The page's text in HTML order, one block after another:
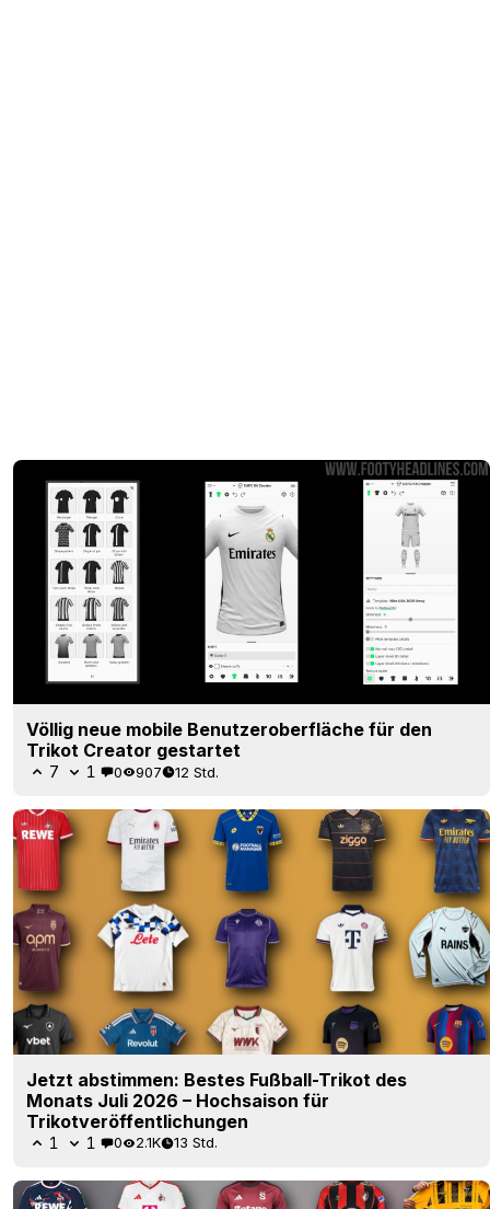
Völlig neue mobile Benutzeroberfläche für den
Trikot Creator gestartet
7 1 0 907 12 Std.
Jetzt abstimmen: Bestes Fußball-Trikot des
Monats Juli 2026 – Hochsaison für
Trikotveröffentlichungen
1 1 0 2.1K 13 Std.